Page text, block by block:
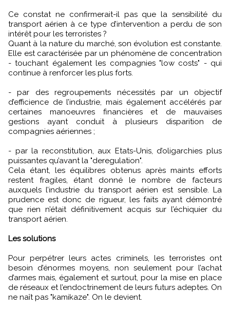
Ce constat ne confirmerait-il pas que la sensibilité du
transport aérien à ce type d’intervention a perdu de son
intérêt pour les terroristes ?
Quant à la nature du marché, son évolution est constante.
Elle est caractérisée par un phénomène de concentration
- touchant également les compagnies "low costs" - qui
continue à renforcer les plus forts.
- par des regroupements nécessités par un objectif
d’efficience de l’industrie, mais également accélérés par
certaines manoeuvres financières et de mauvaises
gestions ayant conduit à plusieurs disparition de
compagnies aériennes ;
- par la reconstitution, aux Etats-Unis, d’oligarchies plus
puissantes qu’avant la "deregulation".
Cela étant, les équilibres obtenus après maints efforts
restent fragiles, étant donné le nombre de facteurs
auxquels l’industrie du transport aérien est sensible. La
prudence est donc de rigueur, les faits ayant démontré
que rien n’était définitivement acquis sur l’échiquier du
transport aérien.
Les solutions
Pour perpétrer leurs actes criminels, les terroristes ont
besoin d’énormes moyens, non seulement pour l’achat
d’armes mais, également et surtout, pour la mise en place
de réseaux et l’endoctrinement de leurs futurs adeptes. On
ne naît pas "kamikaze". On le devient.